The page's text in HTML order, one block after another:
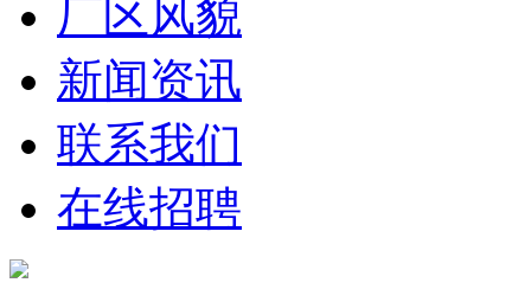
厂区风貌
新闻资讯
联系我们
在线招聘